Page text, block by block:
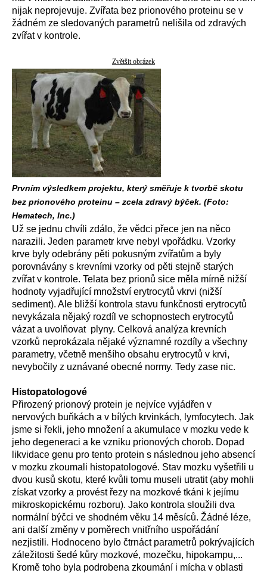
nijak neprojevuje. Zvířata bez prionového proteinu se v
žádném ze sledovaných parametrů nelišila od zdravých
zvířat v kontrole.
Zvětšit obrázek
Prvním výsledkem projektu, který směřuje k tvorbě skotu
bez prionového proteinu – zcela zdravý býček. (Foto:
Hematech, Inc.)
Už se jednu chvíli zdálo, že vědci přece jen na něco
narazili. Jeden parametr krve nebyl vpořádku. Vzorky
krve byly odebrány pěti pokusným zvířatům a byly
porovnávány s krevními vzorky od pěti stejně starých
zvířat v kontrole. Telata bez prionů sice měla mírně nižší
hodnoty vyjadřující množství erytrocytů vkrvi (nižší
sediment). Ale bližší kontrola stavu funkčnosti erytrocytů
nevykázala nějaký rozdíl ve schopnostech erytrocytů
vázat a uvolňovat plyny. Celková analýza krevních
vzorků neprokázala nějaké významné rozdíly a všechny
parametry, včetně menšího obsahu erytrocytů v krvi,
nevybočily z uznávané obecné normy. Tedy zase nic.
Histopatologové
Přirozený prionový protein je nejvíce vyjádřen v
nervových buňkách a v bílých krvinkách, lymfocytech. Jak
jsme si řekli, jeho množení a akumulace v mozku vede k
jeho degeneraci a ke vzniku prionových chorob. Dopad
likvidace genu pro tento protein s následnou jeho absencí
v mozku zkoumali histopatologové. Stav mozku vyšetřili u
dvou kusů skotu, které kvůli tomu museli utratit (aby mohli
získat vzorky a provést řezy na mozkové tkáni k jejímu
mikroskopickému rozboru). Jako kontrola sloužili dva
normální býčci ve shodném věku 14 měsíců. Žádné léze,
ani další změny v poměrech vnitřního uspořádání
nezjistili. Hodnoceno bylo čtrnáct parametrů pokrývajících
záležitosti šedé kůry mozkové, mozečku, hipokampu,...
Kromě toho byla podrobena zkoumání i mícha v oblasti